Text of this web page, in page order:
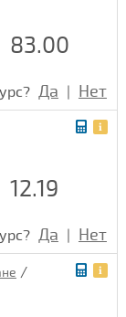
83.00
Да | Нет
12.19
Да | Нет
/